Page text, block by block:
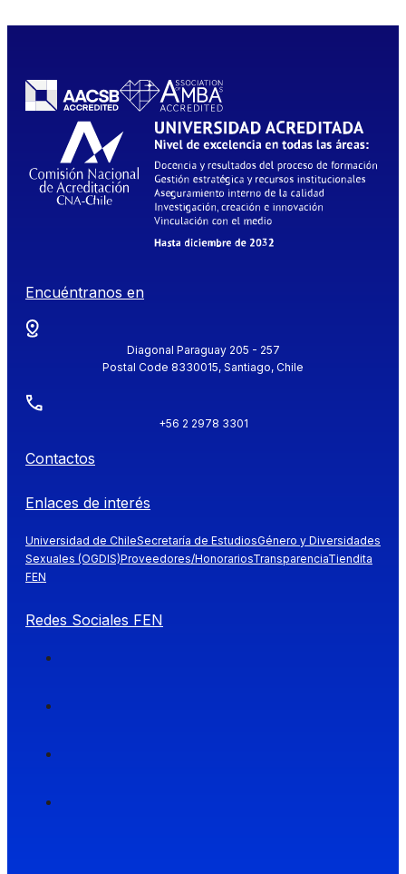
Encuéntranos en
Diagonal Paraguay 205 - 257
Postal Code 8330015, Santiago, Chile
+56 2 2978 3301
Contactos
Enlaces de interés
Universidad de ChileSecretaría de EstudiosGénero y Diversidades
Sexuales (OGDIS)Proveedores/HonorariosTransparenciaTiendita
FEN
Redes Sociales FEN